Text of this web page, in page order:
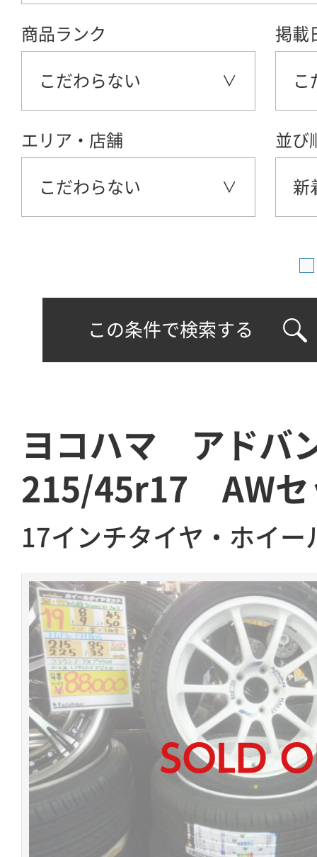
商品ランク
こだわらない
掲載
こ
エリア・店舗
こだわらない
並び
新
この条件で検索する
ヨコハマ アド
215/45r17 AWセ
17インチタイヤ・ホイー